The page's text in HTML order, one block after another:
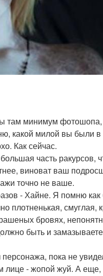
там минимум
какой милой вы были
Как сейчас.
часть ракурсов,
виноват ваш
точно не ваше.
- Хайне. Я помню
плотненькая, смуглая,
бровях,
быть и
пока не
лице - жопой жуй. А